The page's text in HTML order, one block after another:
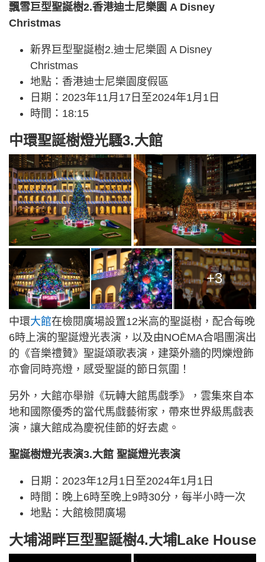
飄雪巨型聖誕樹2.香港迪士尼樂園 A Disney
Christmas
新界巨型聖誕樹2.迪士尼樂園 A Disney
Christmas
地點：香港迪士尼樂園度假區
日期：2023年11月17日至2024年1月1日
時間：18:15
中環聖誕樹燈光騷3.大館
+3
中環大館在檢閱廣場設置12米高的聖誕樹，配合每晚
6時上演的聖誕燈光表演，以及由NOĒMA合唱團演出
的《音樂禮贊》聖誕頌歌表演，建築外牆的閃爍燈飾
亦會同時亮燈，感受聖誕的節日氛圍！
另外，大館亦舉辦《玩轉大館馬戲季》，雲集來自本
地和國際優秀的當代馬戲藝術家，帶來世界級馬戲表
演，讓大館成為慶祝佳節的好去處。
聖誕樹燈光表演3.大館 聖誕燈光表演
日期：2023年12月1日至2024年1月1日
時間：晚上6時至晚上9時30分，每半小時一次
地點：大館檢閱廣場
大埔湖畔巨型聖誕樹4.大埔Lake House